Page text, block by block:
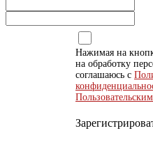
Нажимая на
на обработку
соглашаюсь с